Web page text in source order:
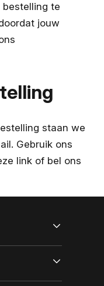
bestelling te
jouw
staan we
Gebruik ons
link of bel ons